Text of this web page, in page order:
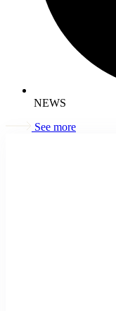
NEWS
See more